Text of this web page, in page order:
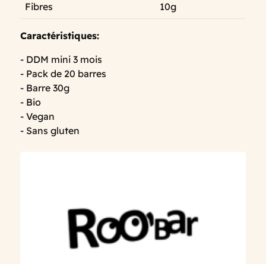
Fibres 10g
Caractéristiques:
- DDM mini 3 mois
- Pack de 20 barres
- Barre 30g
- Bio
- Vegan
- Sans gluten